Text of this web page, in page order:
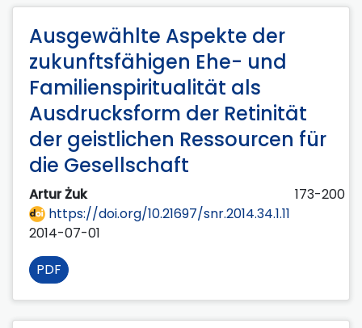
Ausgewählte Aspekte der
zukunftsfähigen Ehe- und
Familienspiritualität als
Ausdrucksform der Retinität
der geistlichen Ressourcen für
die Gesellschaft
Artur Żuk
173-200
https://doi.org/10.21697/snr.2014.34.1.11
2014-07-01
PDF